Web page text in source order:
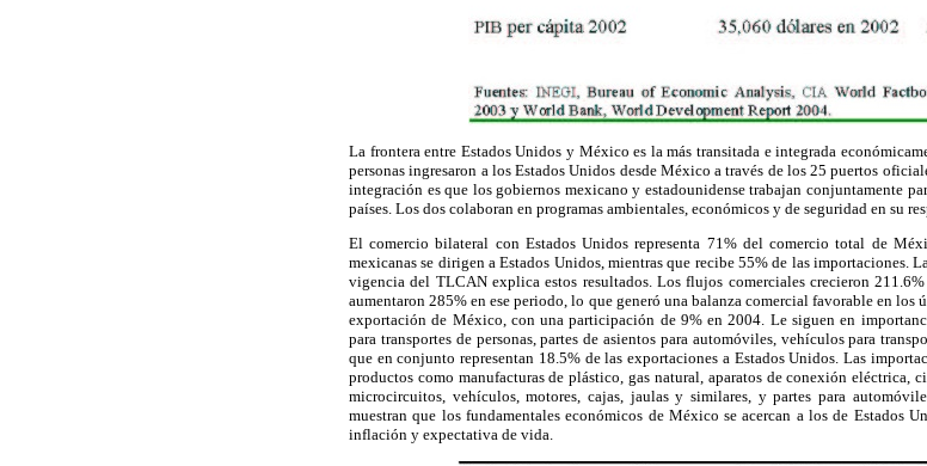
La frontera entre Estados Unidos y México es la más transitada e integrada
personas ingresaron a los Estados Unidos desde México a través de los 25 puertos
integración es que los gobiernos mexicano y estadounidense trabajan conjuntamente
países. Los dos colaboran en programas ambientales, económicos y de seguridad en su
El comercio bilateral con Estados Unidos representa 71% del comercio total de
mexicanas se dirigen a Estados Unidos, mientras que recibe 55% de las importaciones.
vigencia del TLCAN explica estos resultados. Los flujos comerciales crecieron
aumentaron 285% en ese periodo, lo que generó una balanza comercial favorable en
exportación de México, con una participación de 9% en 2004. Le siguen en
para transportes de personas, partes de asientos para automóviles, vehículos para
que en conjunto representan 18.5% de las exportaciones a Estados Unidos. Las
productos como manufacturas de plástico, gas natural, aparatos de conexión eléctrica,
microcircuitos, vehículos, motores, cajas, jaulas y similares, y partes para
muestran que los fundamentales económicos de México se acercan a los de Estados
inflación y expectativa de vida.